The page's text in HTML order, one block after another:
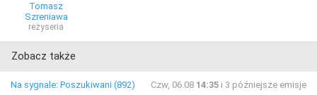
Tomasz
Szreniawa
reżyseria
Zobacz także
Na sygnale: Poszukiwani (892) Czw, 06.08 14:35 i 3 późniejsze emisje